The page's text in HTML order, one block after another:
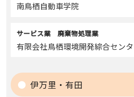
南鳥栖自動車学院
サービス業 廃棄物処理業
有限会社鳥栖環境開発綜合セン
伊万里・有田